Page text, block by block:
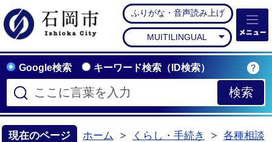
石岡市公式ホームペー
ふりがな・音声読み上げ
MUITILINGUAL
Google検索 キーワード検索（ID検索）
現在のページ ホーム
くらし・手続き
各種相談